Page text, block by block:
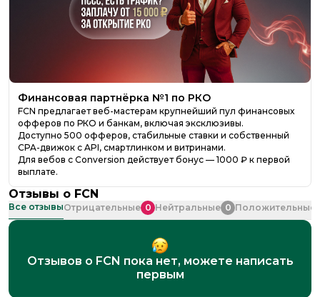
Финансовая партнёрка №1 по РКО
FCN предлагает веб-мастерам крупнейший пул финансовых
офферов по РКО и банкам, включая эксклюзивы.
Доступно 500 офферов, стабильные ставки и собственный
CPA-движок с API, смартлинком и витринами.
Для вебов с Conversion действует бонус — 1000 ₽ к первой
выплате.
Отзывы о FCN
Все отзывыОтрицательные 0 Нейтральные 0 Положительные
Отзывов о FCN пока нет, можете написать
первым